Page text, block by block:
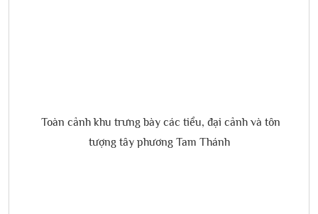
Toàn cảnh khu trưng bày các tiểu, đại cảnh và tôn
tượng tây phương Tam Thánh